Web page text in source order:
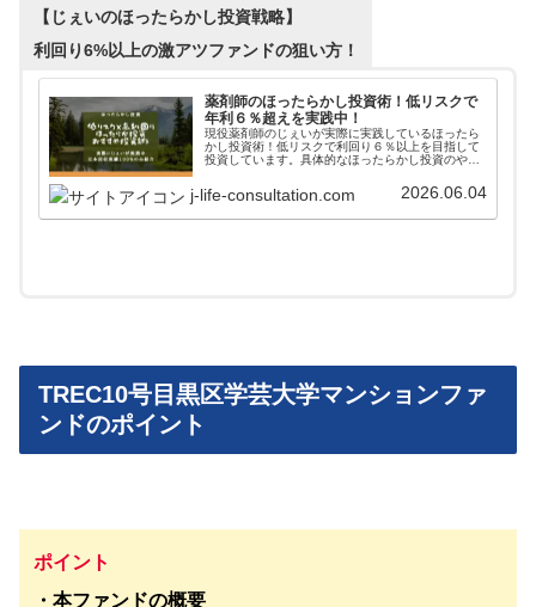
【じぇいのほったらかし投資戦略】
利回り6%以上の激アツファンドの狙い方！
薬剤師のほったらかし投資術！低リスクで
年利６％超えを実践中！
現役薬剤師のじぇいが実際に実践しているほったら
かし投資術！低リスクで利回り６％以上を目指して
投資しています。具体的なほったらかし投資のやり
j-life-consultation.com 2026.06.04
TREC10号目黒区学芸大学マンションファ
ンドのポイント
ポイント
・本ファンドの概要